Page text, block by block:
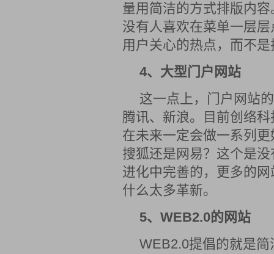
量用简洁的方式排版内
没有人喜欢在菜单一层
用户关心的热点，而不
4、大型门户网站
这一点上，门户网站
腾讯、新浪。目前创络
在未来一定会做一系列
搜狐还是网易？这个是
进化中完善的，更多的
什么太多革新。
5、WEB2.0的网站
WEB2.0提倡的就是